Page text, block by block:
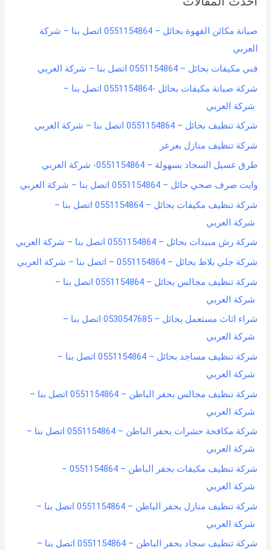
f
o
r
:
صيانة مكائن القهوة بحائل – 0551154864 اتصل بنا – شركة
العربي
فني مكيفات بحائل – 0551154864 اتصل بنا – شركة العربي
شركة صيانة مكيفات بحائل -0551154864 اتصل بنا –
شركة العربي
شركة تنظيف بحائل – 0551154864 اتصل بنا – شركة العربي
شركة تنظيف منازل بعرعر
طرق غسيل السجاد بسهولة – 0551154864- شركة العربي
وايت صرف صحي حائل – 0551154864 اتصل بنا – شركة العربي
شركة تنظيف مكيفات بحائل – 0551154864 اتصل بنا –
شركة العربي
شركة رش مبيدات بحائل – 0551154864 اتصل بنا – شركة العربي
شركة جلي بلاط بحائل – 0551154864 – اتصل بنا – شركة العربي
شركة تنظيف مجالس بحائل – 0551154864 اتصل بنا –
شركة العربي
شراء اثاث مستعمل بحائل – 0530547685 اتصل بنا –
شركة العربي
شركة تنظيف مساجد بحائل – 0551154864 اتصل بنا –
شركة العربي
شركة تنظيف مجالس بحفر الباطن – 0551154864 اتصل بنا –
شركة العربي
شركة مكافحة حشرات بحفر الباطن – 0551154864 اتصل بنا –
شركة العربي
شركة تنظيف مكيفات بحفر الباطن – 0551154864 –
شركة العربي
شركة تنظيف منازل بحفر الباطن – 0551154864 اتصل بنا –
شركة العربي
شركة تنظيف سجاد بحفر الباطن – 0551154864 اتصل بنا –